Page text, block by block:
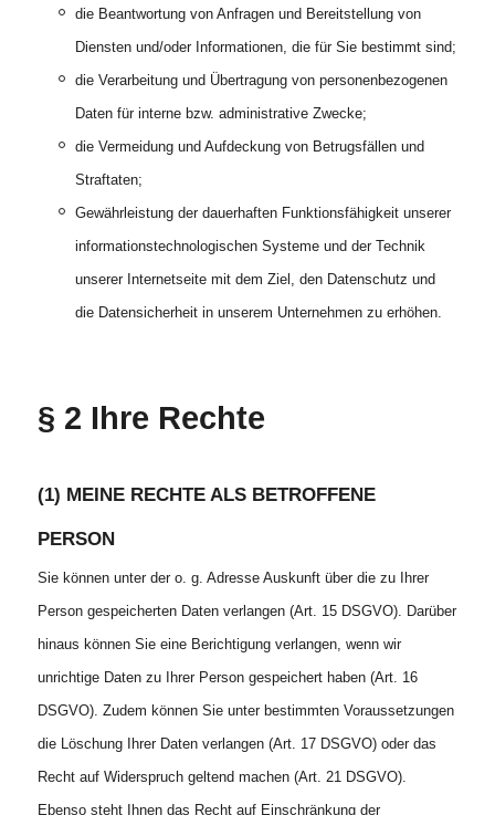
die Beantwortung von Anfragen und Bereitstellung von
Diensten und/oder Informationen, die für Sie bestimmt sind;
die Verarbeitung und Übertragung von personenbezogenen
Daten für interne bzw. administrative Zwecke;
die Vermeidung und Aufdeckung von Betrugsfällen und
Straftaten;
Gewährleistung der dauerhaften Funktionsfähigkeit unserer
informationstechnologischen Systeme und der Technik
unserer Internetseite mit dem Ziel, den Datenschutz und
die Datensicherheit in unserem Unternehmen zu erhöhen.
§ 2 Ihre Rechte
(1) MEINE RECHTE ALS BETROFFENE
PERSON
Sie können unter der o. g. Adresse Auskunft über die zu Ihrer
Person gespeicherten Daten verlangen (Art. 15 DSGVO). Darüber
hinaus können Sie eine Berichtigung verlangen, wenn wir
unrichtige Daten zu Ihrer Person gespeichert haben (Art. 16
DSGVO). Zudem können Sie unter bestimmten Voraussetzungen
die Löschung Ihrer Daten verlangen (Art. 17 DSGVO) oder das
Recht auf Widerspruch geltend machen (Art. 21 DSGVO).
Ebenso steht Ihnen das Recht auf Einschränkung der